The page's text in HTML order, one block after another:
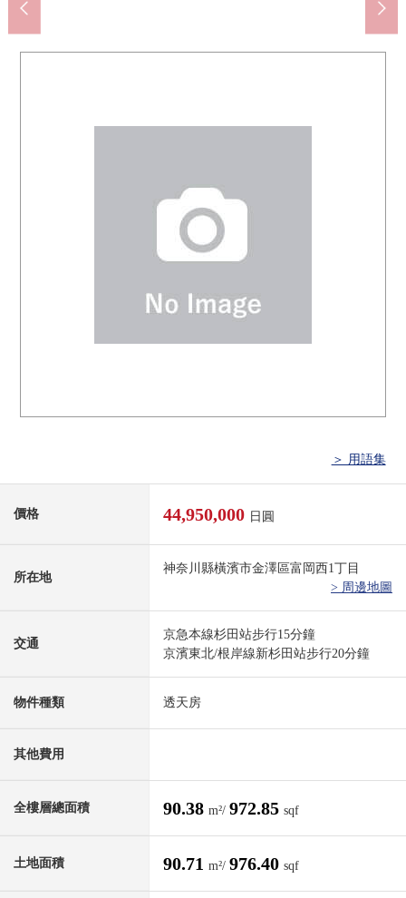
＞ 用語集
價格 44,950,000 日圓
所在地
神奈川縣橫濱市金澤區富岡西1丁目
> 周邊地圖
交通
京急本線杉田站步行15分鐘
京濱東北/根岸線新杉田站步行20分鐘
物件種類 透天房
其他費用
全樓層總面積 90.38 m²/ 972.85 sqf
土地面積 90.71 m²/ 976.40 sqf